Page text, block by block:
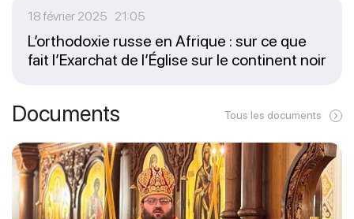
18 février 2025 21:05
L’orthodoxie russe en Afrique : sur ce que
fait l’Exarchat de l’Église sur le continent noir
Documents Tous les documents